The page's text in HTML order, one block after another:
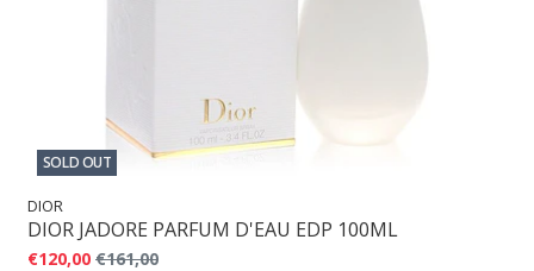
SOLD OUT
DIOR
DIOR JADORE PARFUM D'EAU EDP 100ML
€120,00 €161,00